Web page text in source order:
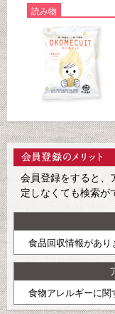
読み物
会員登録をすると、
定しなくても検索が
食品回収情報があり
食物アレルギーに関